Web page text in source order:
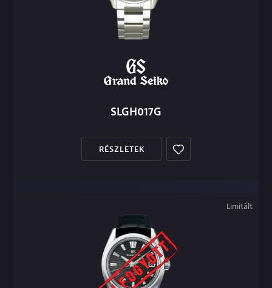
SLGH017G
RÉSZLETEK
Limitált